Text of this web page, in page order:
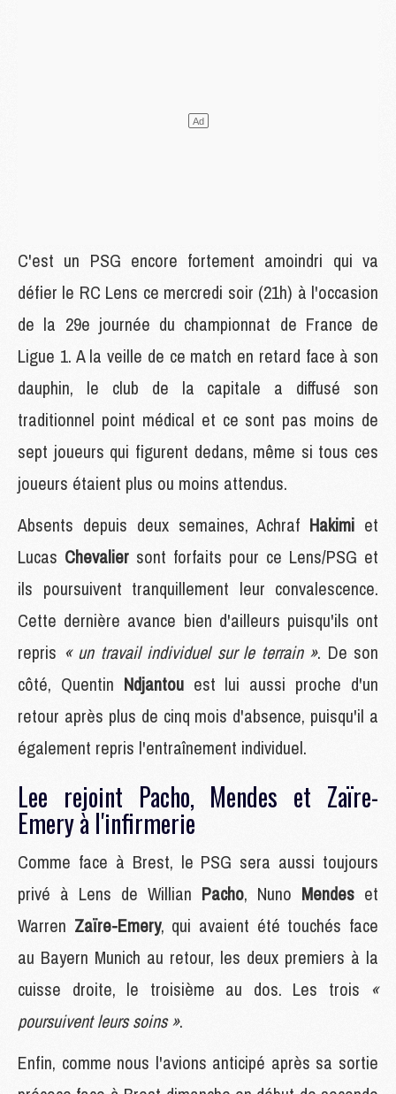
C'est un PSG encore fortement amoindri qui va
défier le RC Lens ce mercredi soir (21h) à l'occasion
de la 29e journée du championnat de France de
Ligue 1. A la veille de ce match en retard face à son
dauphin, le club de la capitale a diffusé son
traditionnel point médical et ce sont pas moins de
sept joueurs qui figurent dedans, même si tous ces
joueurs étaient plus ou moins attendus.
Absents depuis deux semaines, Achraf Hakimi et
Lucas Chevalier sont forfaits pour ce Lens/PSG et
ils poursuivent tranquillement leur convalescence.
Cette dernière avance bien d'ailleurs puisqu'ils ont
repris « un travail individuel sur le terrain ». De son
côté, Quentin Ndjantou est lui aussi proche d'un
retour après plus de cinq mois d'absence, puisqu'il a
également repris l'entraînement individuel.
Lee rejoint Pacho, Mendes et Zaïre-
Emery à l'infirmerie
Comme face à Brest, le PSG sera aussi toujours
privé à Lens de Willian Pacho, Nuno Mendes et
Warren Zaïre-Emery, qui avaient été touchés face
au Bayern Munich au retour, les deux premiers à la
cuisse droite, le troisième au dos. Les trois «
poursuivent leurs soins ».
Enfin, comme nous l'avions anticipé après sa sortie